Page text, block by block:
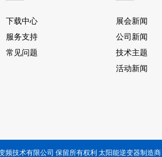
下载中心
服务支持
常见问题
展会新闻
公司新闻
技术主题
活动新闻
频技术有限公司 保留所有权利 太阳能逆变器制造商